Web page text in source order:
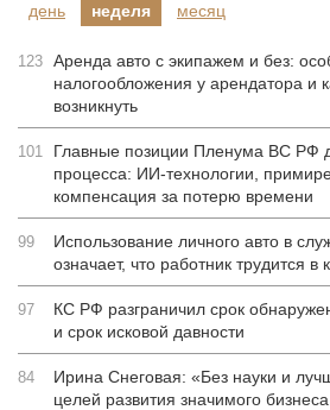
день
неделя месяц
123 Аренда авто с экипажем и без:
налогообложения у арендатора и
возникнуть
101
Главные позиции Пленума ВС РФ
процесса: ИИ-технологии,
компенсация за потерю времени
99
Использование личного авто в
означает, что работник трудится в
97
КС РФ разграничил срок
и срок исковой давности
84
Ирина Снеговая: «Без науки и
целей развития значимого